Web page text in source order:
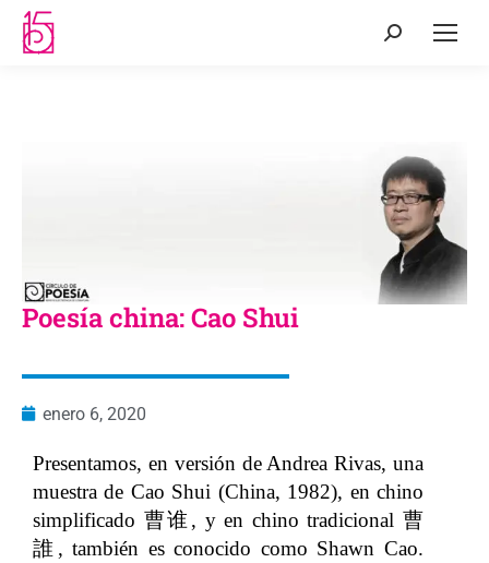
Poesía china: Cao Shui
enero 6, 2020
Presentamos, en versión de Andrea Rivas, una
muestra de Cao Shui (China, 1982), en chino
simplificado 曹谁, y en chino tradicional 曹
誰, también es conocido como Shawn Cao.